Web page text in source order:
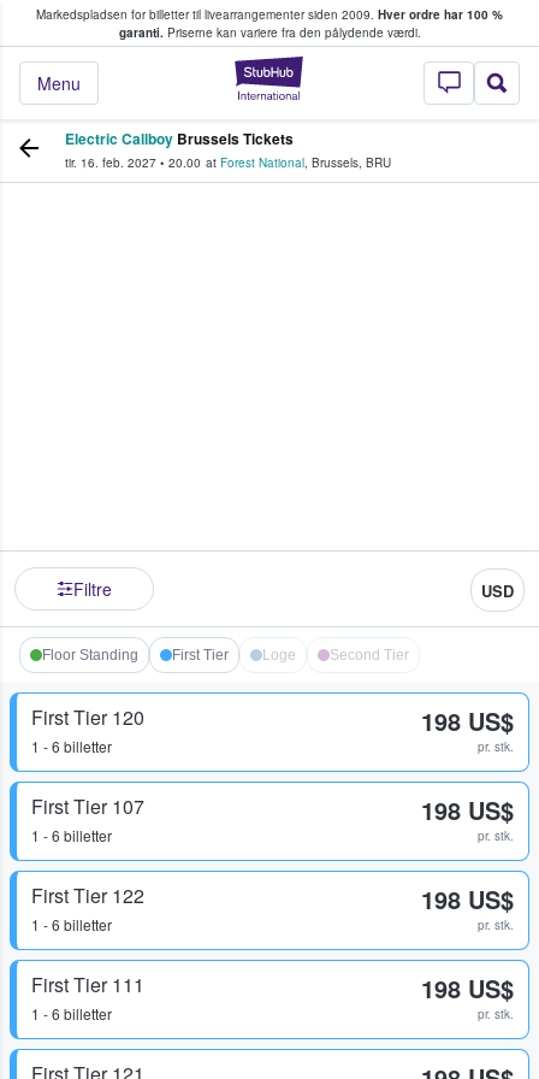
Markedspladsen for billetter til livearrangementer siden 2009. Hver ordre har 100 %
garanti.Priserne kan variere fra den pålydende værdi.
StubHub - Hvor
Menu
køber og sælger billetter
Electric Callboy Brussels Tickets
tir. 16. feb. 2027 • 20.00 at Forest National, Brussels, BRU
Filtre USD
Floor Standing First Tier Loge Second Tier
First Tier 120
1 - 6 billetter
198 US$
pr. stk.
First Tier 107
1 - 6 billetter
198 US$
pr. stk.
First Tier 122
1 - 6 billetter
198 US$
pr. stk.
First Tier 111
1 - 6 billetter
198 US$
pr. stk.